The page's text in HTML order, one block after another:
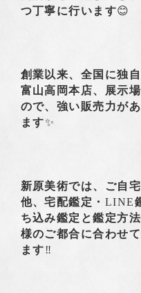
つ丁寧に行います😊
創業以来、全国に独
富山高岡本店、展示
ので、強い販売力が
ます✨
新原美術では、ご自
他、宅配鑑定・ LINE
ち込み鑑定と鑑定方
様のご都合に合わせ
ます‼️